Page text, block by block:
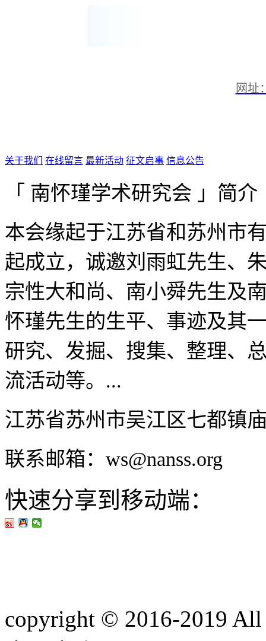
网址
关于我们 在线留言 最新活动 征文启事 信息公告
「 南怀瑾学术研究会 」简介
本会缘起于江苏省和苏州市
起成立，诚邀刘雨虹先生、
宗性大和尚、南小舜先生及
怀瑾先生的生平、事迹及其
研究、发掘、搜集、整理、
流活动等。...
江苏省苏州市吴江区七都镇
联系邮箱：ws@nanss.org
快速分享到移动端：
copyright © 2016-2019